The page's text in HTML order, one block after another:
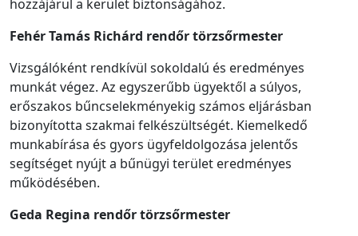
hozzájárul a kerület biztonságához.
Fehér Tamás Richárd rendőrtörzsőrmester
Vizsgálóként rendkívül sokoldalú és eredményes
munkát végez. Az egyszerűbb ügyektől a súlyos,
erőszakos bűncselekményekig számos eljárásban
bizonyította szakmai felkészültségét. Kiemelkedő
munkabírása és gyors ügyfeldolgozása jelentős
segítséget nyújt a bűnügyi terület eredményes
működésében.
Geda Regina rendőrtörzsőrmester